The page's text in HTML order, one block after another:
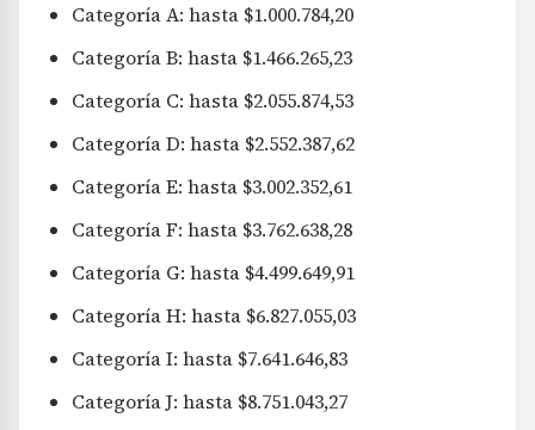
Categoría A: hasta $1.000.784,20
Categoría B: hasta $1.466.265,23
Categoría C: hasta $2.055.874,53
Categoría D: hasta $2.552.387,62
Categoría E: hasta $3.002.352,61
Categoría F: hasta $3.762.638,28
Categoría G: hasta $4.499.649,91
Categoría H: hasta $6.827.055,03
Categoría I: hasta $7.641.646,83
Categoría J: hasta $8.751.043,27